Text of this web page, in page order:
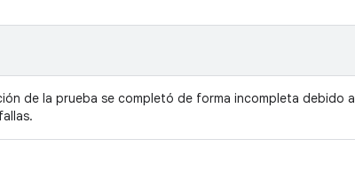
de la prueba se completó de forma incompleta debido a